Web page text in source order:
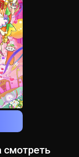
смотреть